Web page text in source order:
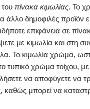
πίνακα κιμωλίας. Το
άλλο δημοφιλές προϊόν
επιφάνεια σε
με κιμωλία και στη
Το κιμωλία χρώμα,
τυπικό χρώμα τοίχου, με
να αποφύγετε να
καθώς μπορεί να